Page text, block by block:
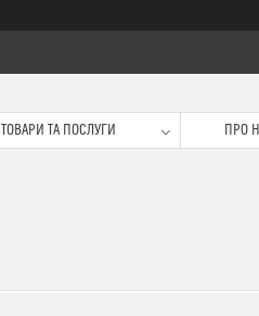
ТОВАРИ ТА ПОСЛУГИ ПРО